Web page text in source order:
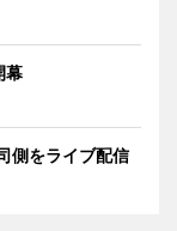
幕
側をライブ配信